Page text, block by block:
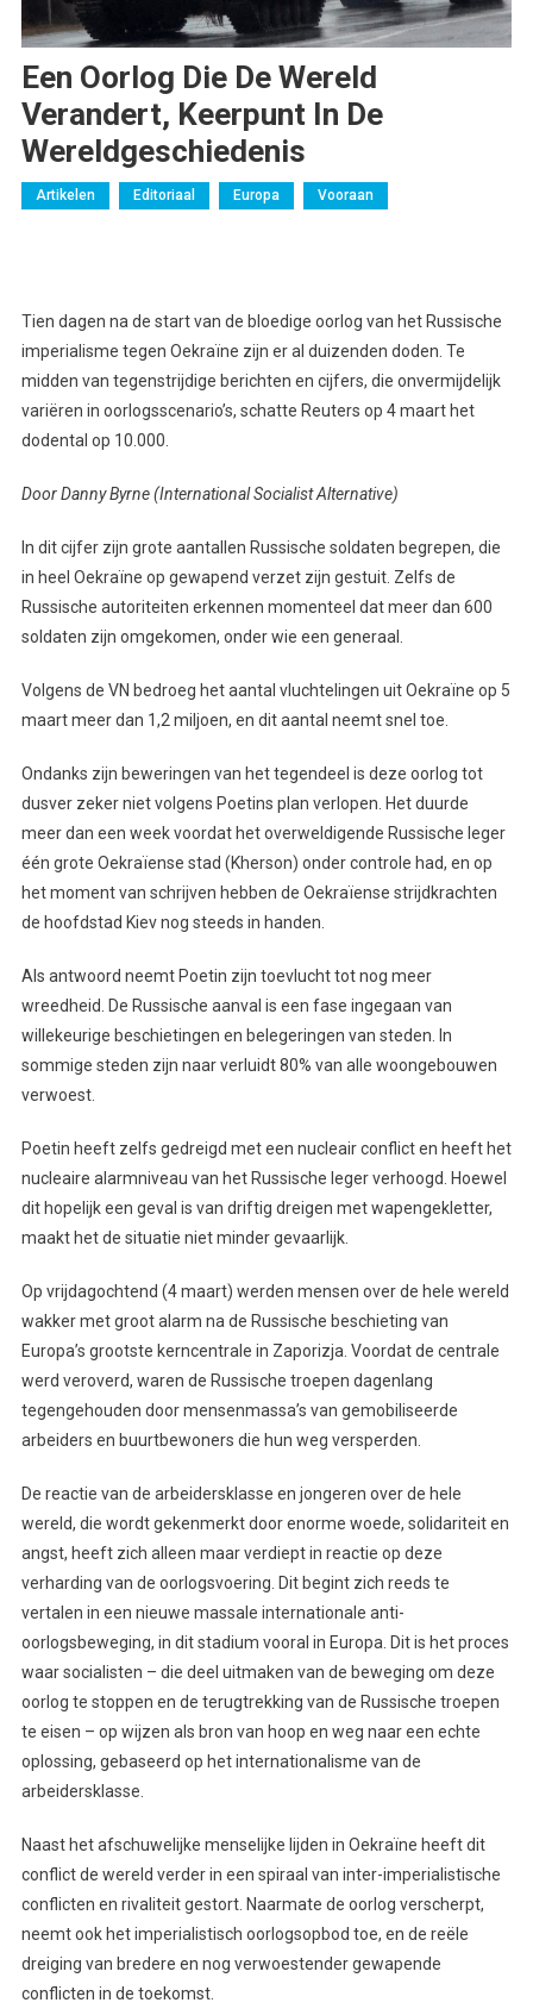
Een Oorlog Die De Wereld
Verandert, Keerpunt In De
Wereldgeschiedenis
Artikelen Editoriaal Europa Vooraan
Tien dagen na de start van de bloedige oorlog van het Russische
imperialisme tegen Oekraïne zijn er al duizenden doden. Te
midden van tegenstrijdige berichten en cijfers, die onvermijdelijk
variëren in oorlogsscenario’s, schatte Reuters op 4 maart het
dodental op 10.000.
Door Danny Byrne (International Socialist Alternative)
In dit cijfer zijn grote aantallen Russische soldaten begrepen, die
in heel Oekraïne op gewapend verzet zijn gestuit. Zelfs de
Russische autoriteiten erkennen momenteel dat meer dan 600
soldaten zijn omgekomen, onder wie een generaal.
Volgens de VN bedroeg het aantal vluchtelingen uit Oekraïne op 5
maart meer dan 1,2 miljoen, en dit aantal neemt snel toe.
Ondanks zijn beweringen van het tegendeel is deze oorlog tot
dusver zeker niet volgens Poetins plan verlopen. Het duurde
meer dan een week voordat het overweldigende Russische leger
één grote Oekraïense stad (Kherson) onder controle had, en op
het moment van schrijven hebben de Oekraïense strijdkrachten
de hoofdstad Kiev nog steeds in handen.
Als antwoord neemt Poetin zijn toevlucht tot nog meer
wreedheid. De Russische aanval is een fase ingegaan van
willekeurige beschietingen en belegeringen van steden. In
sommige steden zijn naar verluidt 80% van alle woongebouwen
verwoest.
Poetin heeft zelfs gedreigd met een nucleair conflict en heeft het
nucleaire alarmniveau van het Russische leger verhoogd. Hoewel
dit hopelijk een geval is van driftig dreigen met wapengekletter,
maakt het de situatie niet minder gevaarlijk.
Op vrijdagochtend (4 maart) werden mensen over de hele wereld
wakker met groot alarm na de Russische beschieting van
Europa’s grootste kerncentrale in Zaporizja. Voordat de centrale
werd veroverd, waren de Russische troepen dagenlang
tegengehouden door mensenmassa’s van gemobiliseerde
arbeiders en buurtbewoners die hun weg versperden.
De reactie van de arbeidersklasse en jongeren over de hele
wereld, die wordt gekenmerkt door enorme woede, solidariteit en
angst, heeft zich alleen maar verdiept in reactie op deze
verharding van de oorlogsvoering. Dit begint zich reeds te
vertalen in een nieuwe massale internationale anti-
oorlogsbeweging, in dit stadium vooral in Europa. Dit is het proces
waar socialisten – die deel uitmaken van de beweging om deze
oorlog te stoppen en de terugtrekking van de Russische troepen
te eisen – op wijzen als bron van hoop en weg naar een echte
oplossing, gebaseerd op het internationalisme van de
arbeidersklasse.
Naast het afschuwelijke menselijke lijden in Oekraïne heeft dit
conflict de wereld verder in een spiraal van inter-imperialistische
conflicten en rivaliteit gestort. Naarmate de oorlog verscherpt,
neemt ook het imperialistisch oorlogsopbod toe, en de reële
dreiging van bredere en nog verwoestender gewapende
conflicten in de toekomst.